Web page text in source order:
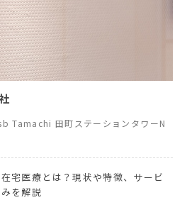
Tamachi 田町ステーションタワーN
宅医療とは？現状や特徴、サービ
を解説